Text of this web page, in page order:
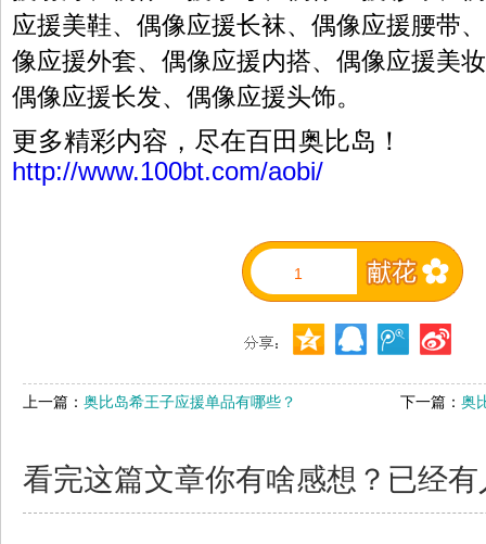
应援美鞋、偶像应援长袜、偶像应援腰带
像应援外套、偶像应援内搭、偶像应援美
偶像应援长发、偶像应援头饰。
更多精彩内容，尽在百田奥比岛！
http://www.100bt.com/aobi/
1
上一篇： 奥比岛希王子应援单品有哪些？ 下一篇： 奥
看完这篇文章你有啥感想？已经有